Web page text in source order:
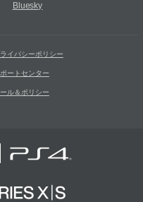
Bluesky
イバシーポリシー
ートセンター
ル＆ポリシー